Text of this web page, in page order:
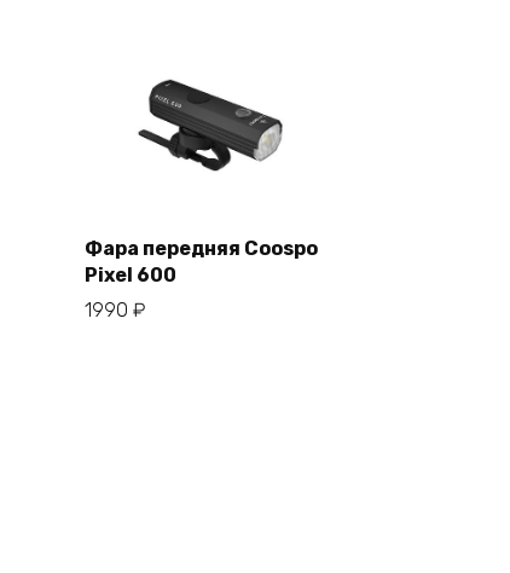
Фара передняя Coospo
Pixel 600
1990 ₽